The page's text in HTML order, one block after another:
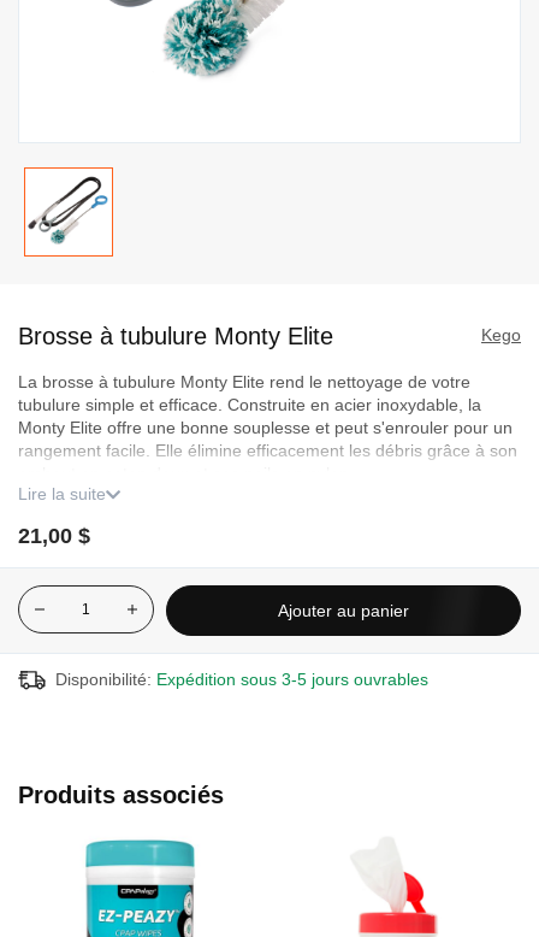
début
la
Galerie
d’images
Kego
Brosse à tubulure Monty Elite
La brosse à tubulure Monty Elite rend le nettoyage de votre
tubulure simple et efficace. Construite en acier inoxydable, la
Monty Elite offre une bonne souplesse et peut s'enrouler pour un
rangement facile. Elle élimine efficacement les débris grâce à son
Construction en acier inoxydable revêtu est flexible mais
Longueur de 7 pieds, s'enroule pour un rangement facile
Lire la suite
21,00 $
Ajouter au panier
Disponibilité: Expédition sous 3-5 jours ouvrables
Produits associés